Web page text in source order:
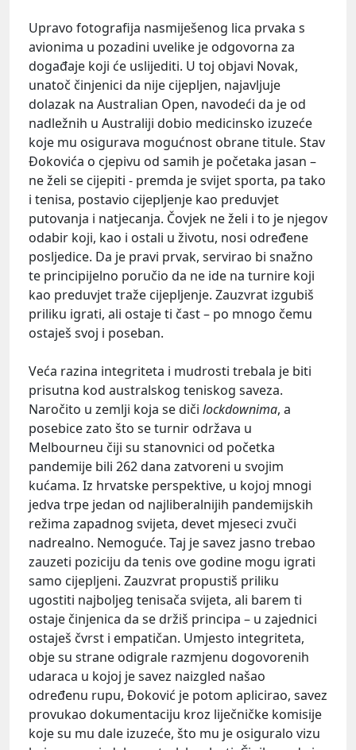
Upravo fotografija nasmiješenog lica prvaka s
avionima u pozadini uvelike je odgovorna za
događaje koji će uslijediti. U toj objavi Novak,
unatoč činjenici da nije cijepljen, najavljuje
dolazak na Australian Open, navodeći da je od
nadležnih u Australiji dobio medicinsko izuzeće
koje mu osigurava mogućnost obrane titule. Stav
Đokovića o cjepivu od samih je početaka jasan –
ne želi se cijepiti - premda je svijet sporta, pa tako
i tenisa, postavio cijepljenje kao preduvjet
putovanja i natjecanja. Čovjek ne želi i to je njegov
odabir koji, kao i ostali u životu, nosi određene
posljedice. Da je pravi prvak, servirao bi snažno
te principijelno poručio da ne ide na turnire koji
kao preduvjet traže cijepljenje. Zauzvrat izgubiš
priliku igrati, ali ostaje ti čast – po mnogo čemu
ostaješ svoj i poseban.
Veća razina integriteta i mudrosti trebala je biti
prisutna kod australskog teniskog saveza.
Naročito u zemlji koja se diči lockdownima, a
posebice zato što se turnir održava u
Melbourneu čiji su stanovnici od početka
pandemije bili 262 dana zatvoreni u svojim
kućama. Iz hrvatske perspektive, u kojoj mnogi
jedva trpe jedan od najliberalnijih pandemijskih
režima zapadnog svijeta, devet mjeseci zvuči
nadrealno. Nemoguće. Taj je savez jasno trebao
zauzeti poziciju da tenis ove godine mogu igrati
samo cijepljeni. Zauzvrat propustiš priliku
ugostiti najboljeg tenisača svijeta, ali barem ti
ostaje činjenica da se držiš principa – u zajednici
ostaješ čvrst i empatičan. Umjesto integriteta,
obje su strane odigrale razmjenu dogovorenih
udaraca u kojoj je savez naizgled našao
određenu rupu, Đoković je potom aplicirao, savez
provukao dokumentaciju kroz liječničke komisije
koje su mu dale izuzeće, što mu je osiguralo vizu